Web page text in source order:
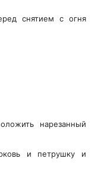
снятием с огня
нарезанный
и петрушку и